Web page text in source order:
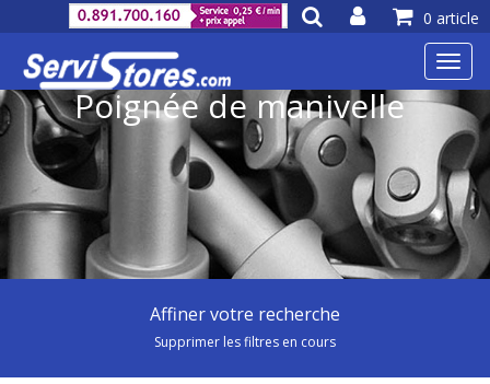
0 article
Poignée de manivelle
Affiner votre recherche
Supprimer les filtres en cours